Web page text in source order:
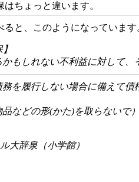
ちょっと違います。
と、このようになっています
かもしれない不利益に対して
務を履行しない場合に備えて
品などの形(かた)を取らないで
大辞泉（小学館）